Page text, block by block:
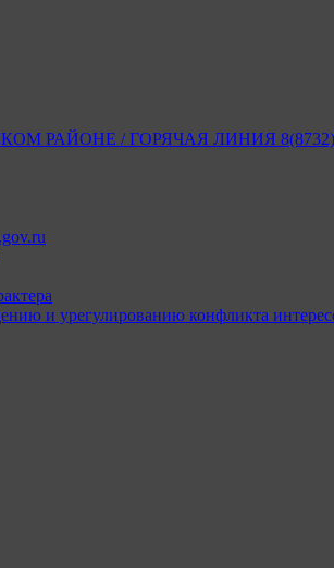
РАЙОНЕ / ГОРЯЧАЯ ЛИНИЯ 8(8732)
и урегулированию конфликта